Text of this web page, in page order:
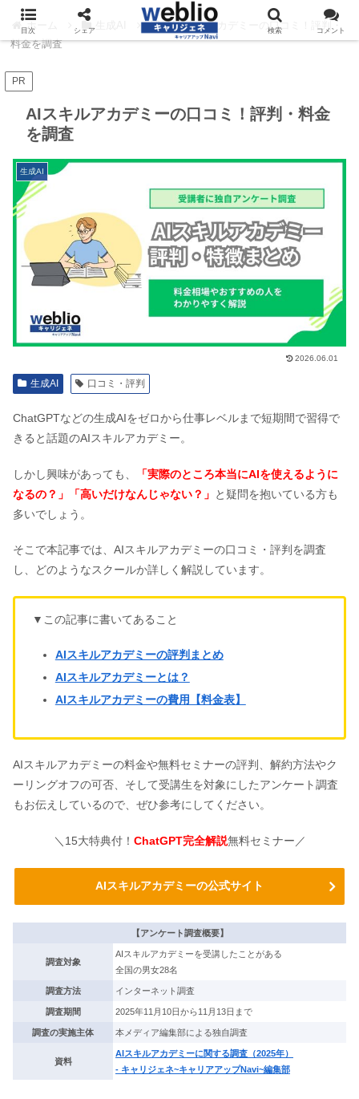
ホーム
AIスキルアカデミーの口コミ！評判・
料金を調査
PR
AIスキルアカデミーの口コミ！評判・料金
を調査
生成AI
2026.06.01
生成AI 口コミ・評判
ChatGPTなどの生成AIをゼロから仕事レベルまで短期間で習得で
きると話題のAIスキルアカデミー。
しかし興味があっても、
「実際のところ本当にAIを使えるように
なるの？」「高いだけなんじゃない？」 と疑問を抱いている方も
多いでしょう。
そこで本記事では、AIスキルアカデミーの口コミ・評判を調査
し、どのようなスクールか詳しく解説しています。
▼この記事に書いてあること
AIスキルアカデミーの評判まとめ
AIスキルアカデミーとは？
AIスキルアカデミーの費用【料金表】
AIスキルアカデミーの料金や無料セミナーの評判、解約方法やク
ーリングオフの可否、そして受講生を対象にしたアンケート調査
もお伝えしているので、ぜひ参考にしてください。
＼15大特典付！ ChatGPT完全解説無料セミナー／
AIスキルアカデミーの公式サイト
【アンケート調査概要】
調査対象
AIスキルアカデミーを受講したことがある
全国の男女28名
調査方法 インターネット調査
調査期間 2025年11月10日から11月13日まで
調査の実施主体 本メディア編集部による独自調査
資料
AIスキルアカデミーに関する調査（2025年）
- キャリジェネ~キャリアアップNavi~編集部
目次 シェア 検索 コメント